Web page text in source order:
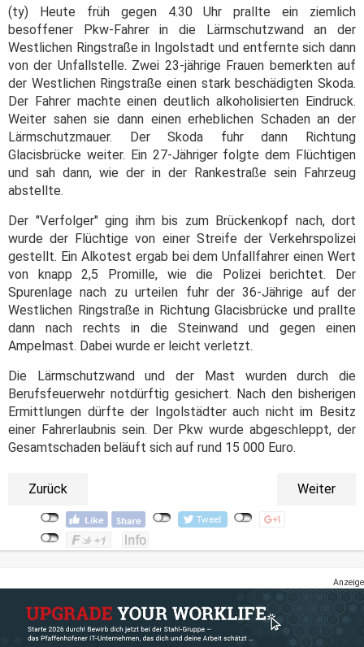
(ty) Heute früh gegen 4.30 Uhr prallte ein ziemlich
besoffener Pkw-Fahrer in die Lärmschutzwand an der
Westlichen Ringstraße in Ingolstadt und entfernte sich dann
von der Unfallstelle. Zwei 23-jährige Frauen bemerkten auf
der Westlichen Ringstraße einen stark beschädigten Skoda.
Der Fahrer machte einen deutlich alkoholisierten Eindruck.
Weiter sahen sie dann einen erheblichen Schaden an der
Lärmschutzmauer. Der Skoda fuhr dann Richtung
Glacisbrücke weiter. Ein 27-Jähriger folgte dem Flüchtigen
und sah dann, wie der in der Rankestraße sein Fahrzeug
abstellte.
Der "Verfolger" ging ihm bis zum Brückenkopf nach, dort
wurde der Flüchtige von einer Streife der Verkehrspolizei
gestellt. Ein Alkotest ergab bei dem Unfallfahrer einen Wert
von knapp 2,5 Promille, wie die Polizei berichtet. Der
Spurenlage nach zu urteilen fuhr der 36-Jährige auf der
Westlichen Ringstraße in Richtung Glacisbrücke und prallte
dann nach rechts in die Steinwand und gegen einen
Ampelmast. Dabei wurde er leicht verletzt.
Die Lärmschutzwand und der Mast wurden durch die
Berufsfeuerwehr notdürftig gesichert. Nach den bisherigen
Ermittlungen dürfte der Ingolstädter auch nicht im Besitz
einer Fahrerlaubnis sein. Der Pkw wurde abgeschleppt, der
Gesamtschaden beläuft sich auf rund 15 000 Euro.
Zurück Weiter
Anzeige